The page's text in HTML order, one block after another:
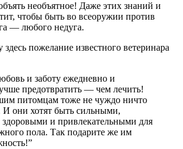
необъятное! Даже этих знаний и
чтобы быть во всеоружии против
— любого недуга.
пожелание известного ветеринара
и заботу ежедневно и
предотвратить — чем лечить!
питомцам тоже не чуждо ничто
И они хотят быть сильными,
и привлекательными для
пола. Так подарите же им